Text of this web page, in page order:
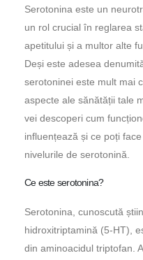
Serotonina este un
un rol crucial în reglarea
apetitului și a multor alte
Deși este adesea
serotoninei este mult mai
aspecte ale sănătății tale
vei descoperi cum
influențează și ce poți
nivelurile de serotonină.
Ce este serotonina?
Serotonina, cunoscută
hidroxitriptamină (5-HT),
din aminoacidul triptofan.